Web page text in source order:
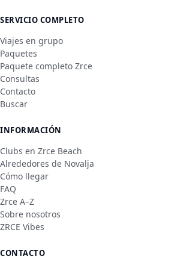
SERVICIO COMPLETO
Viajes en grupo
Paquetes
Paquete completo Zrce
Consultas
Contacto
Buscar
INFORMACIÓN
Clubs en Zrce Beach
Alrededores de Novalja
Cómo llegar
FAQ
Zrce A–Z
Sobre nosotros
ZRCE Vibes
CONTACTO